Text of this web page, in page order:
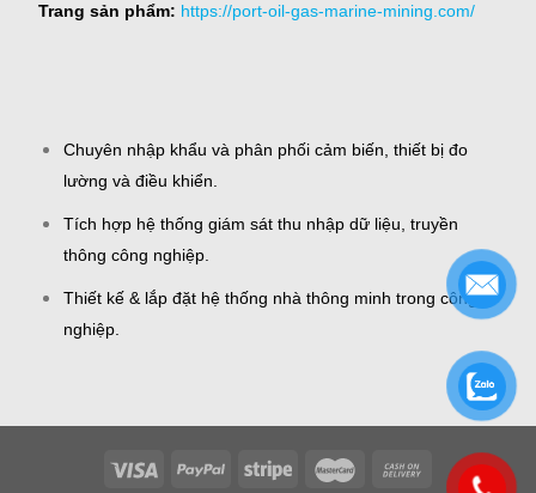
Trang sản phẩm: https://port-oil-gas-marine-mining.com/
Chuyên nhập khẩu và phân phối cảm biến, thiết bị đo
lường và điều khiển.
Tích hợp hệ thống giám sát thu nhập dữ liệu, truyền
thông công nghiệp.
Thiết kế & lắp đặt hệ thống nhà thông minh trong công
nghiệp.